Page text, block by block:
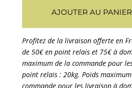
T65
bio
AJOUTER AU PANIER